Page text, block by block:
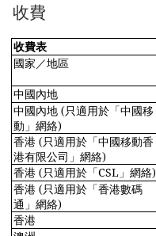
收費
收費表
國家／地區
中國內地
中國內地(只適用於「中國移
動」網絡)
香港 (只適用於「中國移動香
港有限公司」網絡)
香港 (只適用於「CSL」網絡)
香港 (只適用於「香港數碼
通」網絡)
香港